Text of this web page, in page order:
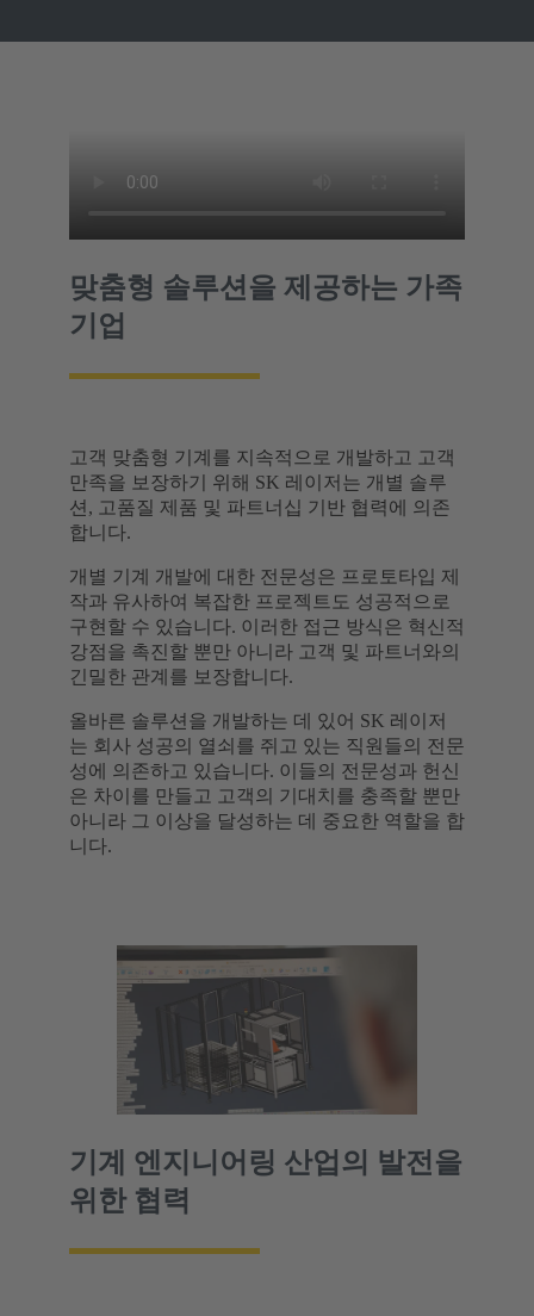
맞춤형 솔루션을 제공하는 가족
기업
고객 맞춤형 기계를 지속적으로 개발하고 고객
만족을 보장하기 위해 SK 레이저는 개별 솔루
션, 고품질 제품 및 파트너십 기반 협력에 의존
합니다.
개별 기계 개발에 대한 전문성은 프로토타입 제
작과 유사하여 복잡한 프로젝트도 성공적으로
구현할 수 있습니다. 이러한 접근 방식은 혁신적
강점을 촉진할 뿐만 아니라 고객 및 파트너와의
긴밀한 관계를 보장합니다.
올바른 솔루션을 개발하는 데 있어 SK 레이저
는 회사 성공의 열쇠를 쥐고 있는 직원들의 전문
성에 의존하고 있습니다. 이들의 전문성과 헌신
은 차이를 만들고 고객의 기대치를 충족할 뿐만
아니라 그 이상을 달성하는 데 중요한 역할을 합
니다.
기계 엔지니어링 산업의 발전을
위한 협력